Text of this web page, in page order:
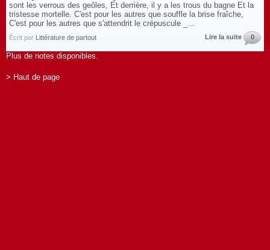
sont les verrous des geôles, Et derrière, il y a les trous du bagne Et la
tristesse mortelle. C'est pour les autres que souffle la brise fraîche,
C'est pour les autres que s'attendrit le crépuscule _...
Écrit par Littérature de partout Lire la suite 0
Plus de notes disponibles.
> Haut de page